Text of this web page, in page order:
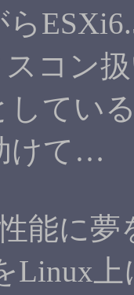
コン
してい
けて…
能に
Linux